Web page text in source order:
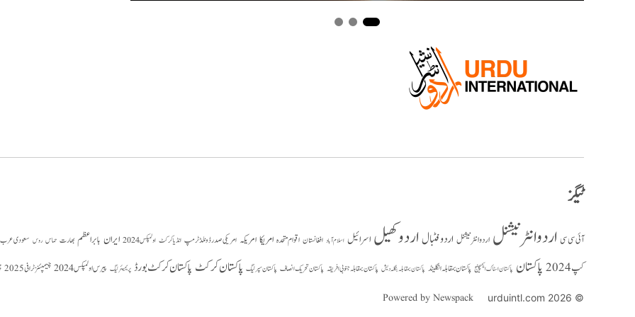
ٹیگز
آئی سی سی اردو انٹرنیشنل اردو انٹر نیشنل اردو فٹبالاردو کھیل اسرائیل اسلام آباد افغانستان اقوام متحدہ امریکاامریکہ امریکی صدر ڈونلڈ ٹرمپ انڈیا کرکٹ اولمپکس 2024 ایران بابر اعظم بھارت حماس روس سعودی عرب
کپ 2024
پاکستان پاکستان اسٹاک ایکسچینج پاکستان بمقابلہ انگلینڈ پاکستان بمقابلہ بنگلہ دیش پاکستان بمقابلہ جنوبی افریقہ پاکستان تحریک انصاف پاکستان سپر لیگ پاکستان کرکٹ پاکستان کرکٹ بورڈ پریمیئر لیگ پیرس اولمپکس 2024 چیمپئنز ٹرافی 2025
© 2026 urduintl.com
Powered by Newspack